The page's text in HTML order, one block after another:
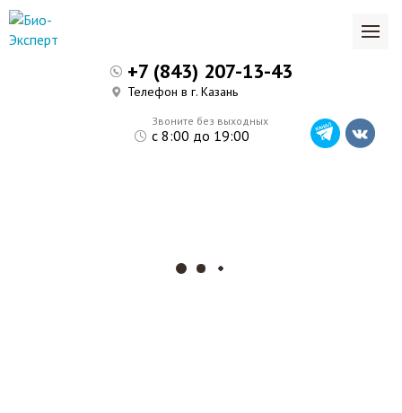
Звоните без выходных
с 8:00 до 19:00
+7 (843) 207-13-43
Телефон в г. Казань